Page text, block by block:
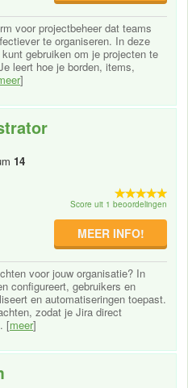
voor projectbeheer dat teams
te organiseren. In deze
gebruiken om je projecten te
leert hoe je borden, items,
]
14
Score uit 1 beoordelingen
MEER INFO!
voor jouw organisatie? In
configureert, gebruikers en
en automatiseringen toepast.
zodat je Jira direct
[meer]